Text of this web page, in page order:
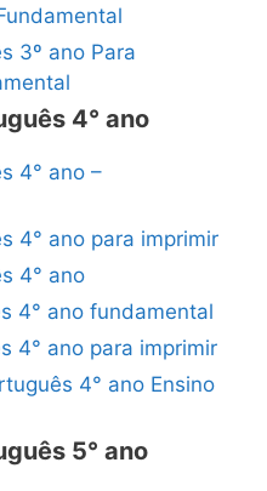
3º ano Para
4° ano
4° ano –
4° ano para imprimir
4° ano
4° ano fundamental
4° ano para imprimir
4° ano Ensino
5° ano